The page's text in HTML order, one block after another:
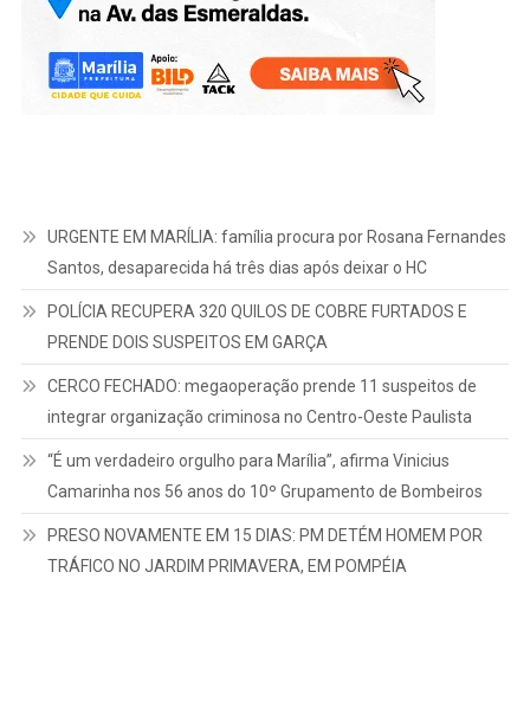
URGENTE EM MARÍLIA: família procura por Rosana Fernandes
Santos, desaparecida há três dias após deixar o HC
POLÍCIA RECUPERA 320 QUILOS DE COBRE FURTADOS E
PRENDE DOIS SUSPEITOS EM GARÇA
CERCO FECHADO: megaoperação prende 11 suspeitos de
integrar organização criminosa no Centro-Oeste Paulista
“É um verdadeiro orgulho para Marília”, afirma Vinicius
Camarinha nos 56 anos do 10º Grupamento de Bombeiros
PRESO NOVAMENTE EM 15 DIAS: PM DETÉM HOMEM POR
TRÁFICO NO JARDIM PRIMAVERA, EM POMPÉIA